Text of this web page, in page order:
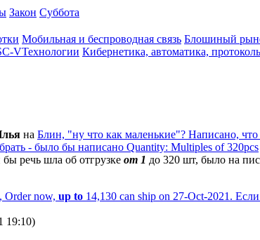
Закон Суббота
Мобильная и беспроводная связь Блошиный
VТехнологии Кибернетика, автоматика,
на Блин, "ну что как маленькие"? Написано,
- было бы написано Quantity: Multiples of 320pcs
речь шла об отгрузке от 1 до 320 шт, было на
Order now, up to 14,130 can ship on 27-Oct-2021.
19:10)